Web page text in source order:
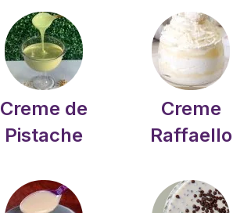
Creme de
Pistache
Creme
Raffaello